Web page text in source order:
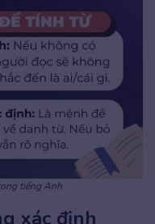
tiếng Anh
xác định